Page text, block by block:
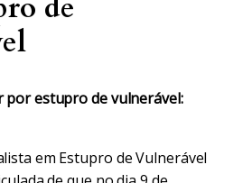
de
por estupro de vulnerável:
em Estupro de Vulnerável